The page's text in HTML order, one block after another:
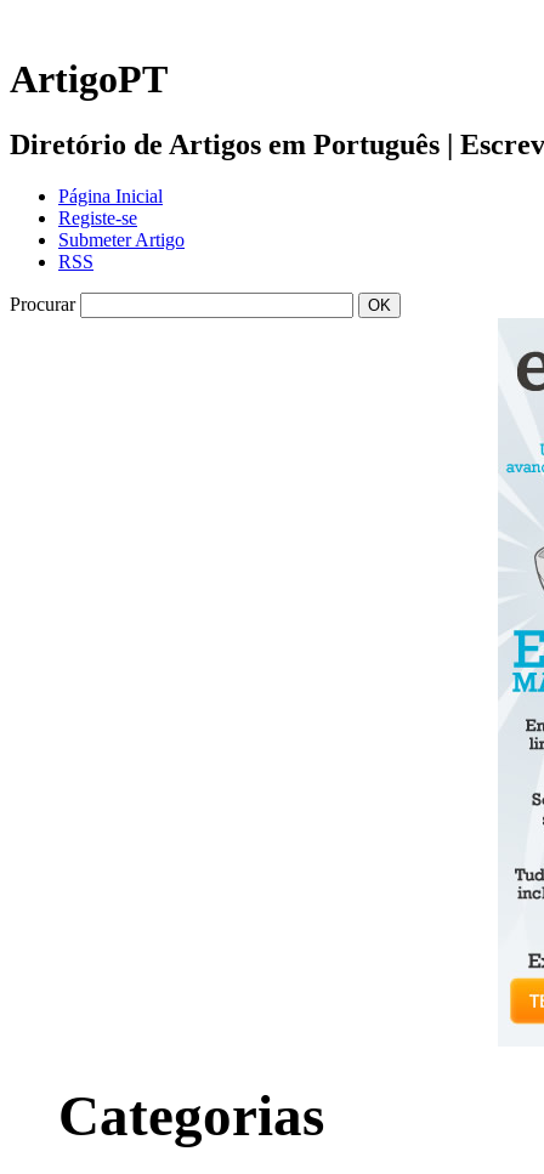
ArtigoPT
Diretório de Artigos em Português |
Página Inicial
Registe-se
Submeter Artigo
RSS
Procurar
Categorias